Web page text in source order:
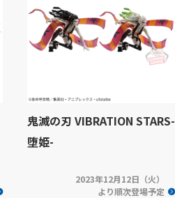
鬼滅の刃 VIBRATION STARS-
堕姫-
2023年12月12日（火）
より順次登場予定